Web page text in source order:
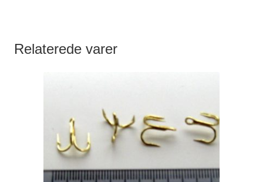
Relaterede varer